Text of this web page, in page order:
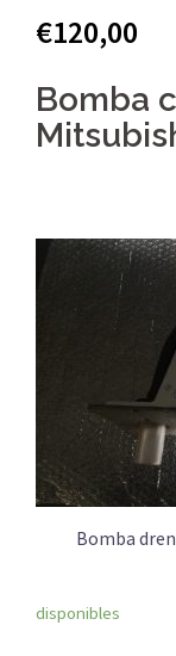
€120,00
Bomba
Bomba
disponibles